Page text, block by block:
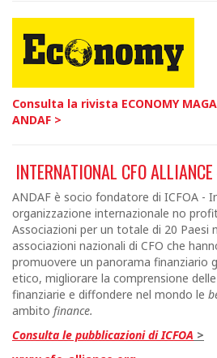
Consulta la rivista ECONOMY
ANDAF >
INTERNATIONAL CFO ALLIANCE
ANDAF è socio fondatore di ICFOA -
organizzazione internazionale no
Associazioni per un totale di 20 Paesi
associazioni nazionali di CFO che
promuovere un panorama finanziario
etico, migliorare la comprensione
finanziarie e diffondere nel mondo le
ambito finance.
Consulta le pubblicazioni di ICFOA >